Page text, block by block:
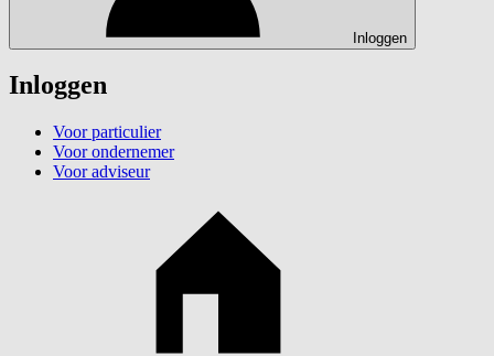
Inloggen
Inloggen
Voor particulier
Voor ondernemer
Voor adviseur